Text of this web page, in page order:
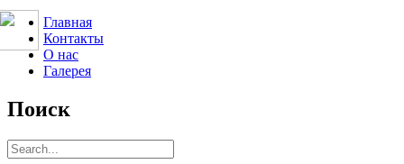
Главная
Контакты
О нас
Галерея
Поиск